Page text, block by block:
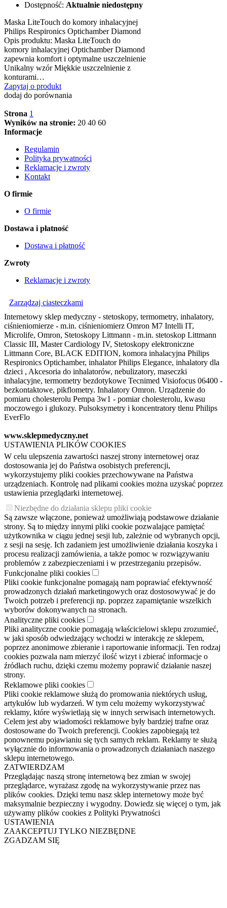
Dostępność: Aktualnie niedostępny
Maska LiteTouch do komory inhalacyjnej
Philips Respironics Optichamber Diamond
Opis produktu: Maska LiteTouch do
komory inhalacyjnej Optichamber Diamond
zapewnia komfort i optymalne uszczelnienie
Unikalny wzór Miękkie uszczelnienie z
konturami…
Zapytaj o produkt
dodaj do porównania
Strona 1
Wyników na stronie: 20 40 60
Informacje
Regulamin
Polityka prywatności
Reklamacje i zwroty
Kontakt
O firmie
O firmie
Dostawa i płatność
Dostawa i płatność
Zwroty
Reklamacje i zwroty
Zarządzaj ciasteczkami
Internetowy sklep medyczny - stetoskopy, termometry, inhalatory,
ciśnieniomierze - m.in. ciśnieniomierz Omron M7 Intelli IT,
Microlife, Omron, Stetoskopy Littmann - m.in. stetoskop Littmann
Classic III, Master Cardiology IV, Stetoskopy elektroniczne
Littmann Core, BLACK EDITION, komora inhalacyjna Philips
Respironics Optichamber, inhalator Philips Elegance, inhalatory dla
dzieci , Akcesoria do inhalatorów, nebulizatory, maseczki
inhalacyjne, termometry bezdotykowe Tecnimed Visiofocus 06400 -
bezkontaktowe, pikflometry. Inhalatory Omron. Urządzenie do
pomiaru cholesterolu Pempa 3w1 - pomiar cholesterolu, kwasu
moczowego i glukozy. Pulsoksymetry i koncentratory tlenu Philips
EverFlo
www.sklepmedyczny.net
USTAWIENIA PLIKÓW COOKIES
W celu ulepszenia zawartości naszej strony internetowej oraz
dostosowania jej do Państwa osobistych preferencji,
wykorzystujemy pliki cookies przechowywane na Państwa
urządzeniach. Kontrolę nad plikami cookies można uzyskać poprzez
ustawienia przeglądarki internetowej.
Niezbędne do działania sklepu pliki cookie
Są zawsze włączone, ponieważ umożliwiają podstawowe działanie
strony. Są to między innymi pliki cookie pozwalające pamiętać
użytkownika w ciągu jednej sesji lub, zależnie od wybranych opcji,
z sesji na sesję. Ich zadaniem jest umożliwienie działania koszyka i
procesu realizacji zamówienia, a także pomoc w rozwiązywaniu
problemów z zabezpieczeniami i w przestrzeganiu przepisów.
Funkcjonalne pliki cookies
Pliki cookie funkcjonalne pomagają nam poprawiać efektywność
prowadzonych działań marketingowych oraz dostosowywać je do
Twoich potrzeb i preferencji np. poprzez zapamiętanie wszelkich
wyborów dokonywanych na stronach.
Analityczne pliki cookies
Pliki analityczne cookie pomagają właścicielowi sklepu zrozumieć,
w jaki sposób odwiedzający wchodzi w interakcję ze sklepem,
poprzez anonimowe zbieranie i raportowanie informacji. Ten rodzaj
cookies pozwala nam mierzyć ilość wizyt i zbierać informacje o
źródłach ruchu, dzięki czemu możemy poprawić działanie naszej
strony.
Reklamowe pliki cookies
Pliki cookie reklamowe służą do promowania niektórych usług,
artykułów lub wydarzeń. W tym celu możemy wykorzystywać
reklamy, które wyświetlają się w innych serwisach internetowych.
Celem jest aby wiadomości reklamowe były bardziej trafne oraz
dostosowane do Twoich preferencji. Cookies zapobiegają też
ponownemu pojawianiu się tych samych reklam. Reklamy te służą
wyłącznie do informowania o prowadzonych działaniach naszego
sklepu internetowego.
ZATWIERDZAM
Przeglądając naszą stronę internetową bez zmian w swojej
przeglądarce, wyrażasz zgodę na wykorzystywanie przez nas
plików cookies. Dzięki temu nasz sklep internetowy może być
maksymalnie bezpieczny i wygodny. Dowiedz się więcej o tym, jak
używamy plików cookies z Polityki Prywatności
USTAWIENIA
ZAAKCEPTUJ TYLKO NIEZBĘDNE
ZGADZAM SIĘ